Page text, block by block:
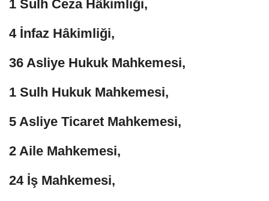
1 Sulh Ceza Hâkimliği,
4 İnfaz Hâkimliği,
36 Asliye Hukuk Mahkemesi,
1 Sulh Hukuk Mahkemesi,
5 Asliye Ticaret Mahkemesi,
2 Aile Mahkemesi,
24 İş Mahkemesi,